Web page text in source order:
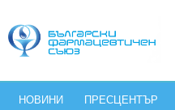
НОВИНИ ПРЕСЦЕНТЪР